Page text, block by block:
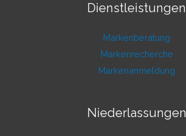
Dienstleistungen
Markenberatung
Markenrecherche
Markenanmeldung
Niederlassungen